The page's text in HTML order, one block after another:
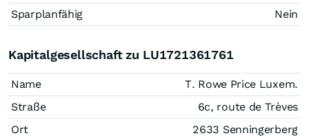
Sparplanfähig
Nein
Kapitalgesellschaft zu LU1721361761
Name
T. Rowe Price Luxem.
Straße
6c, route de Trèves
Ort
2633 Senningerberg